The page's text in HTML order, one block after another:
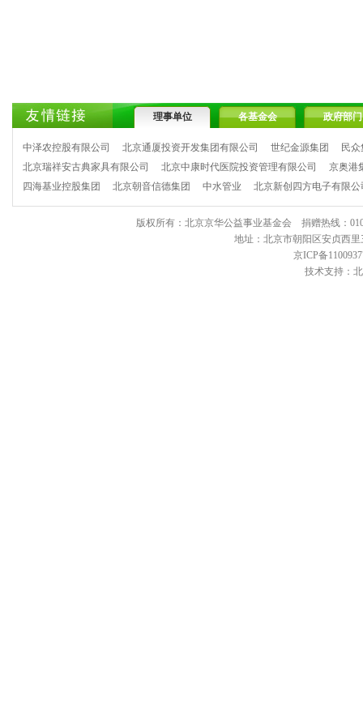
理事单位 各基金会 政府部门
中泽农控股有限公司 北京通厦投资开发集团有限公司 世纪金源集团
民
北京瑞祥安古典家具有限公司
北京中康时代医院投资管理有限公司
京奥港
四海基业控股集团
北京朝音信德集团 中水管业 北京新创四方电子有限公
版权所有：北京京华公益事业基金会 捐赠热线：
地址：北京市朝阳区安贞西
京ICP备
技术支持：